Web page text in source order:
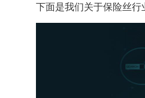
下面是我们关于保险丝